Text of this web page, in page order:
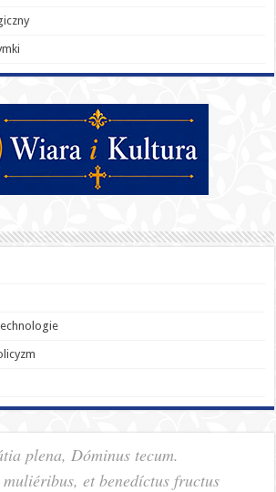
plena, Dóminus tecum.
et benedíctus fructus